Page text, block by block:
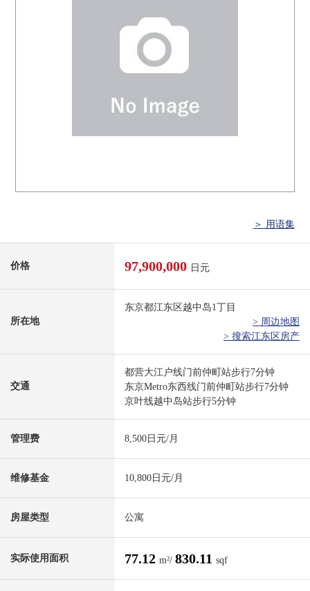
＞ 用语集
价格 97,900,000 日元
所在地
东京都江东区越中岛1丁目
> 周边地图
> 搜索江东区房产
交通
都营大江户线门前仲町站步行7分钟
东京Metro东西线门前仲町站步行7分钟
京叶线越中岛站步行5分钟
管理费 8,500日元/月
维修基金 10,800日元/月
房屋类型 公寓
实际使用面积 77.12 m²/ 830.11 sqf